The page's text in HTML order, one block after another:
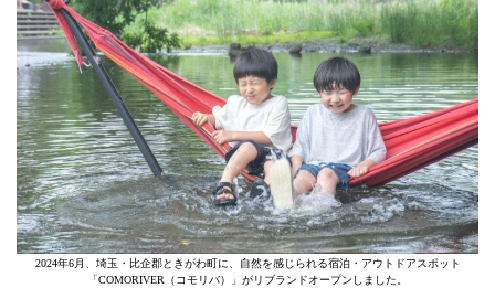
2024年6月、埼玉・比企郡ときがわ町に、自然を感じられる宿泊・アウトドアスポット
「COMORIVER（コモリバ）」がリブランドオープンしました。